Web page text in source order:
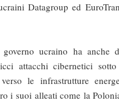
Datagroup ed
ucraino ha anche
attacchi cibernetici
le infrastrutture
i suoi alleati come la